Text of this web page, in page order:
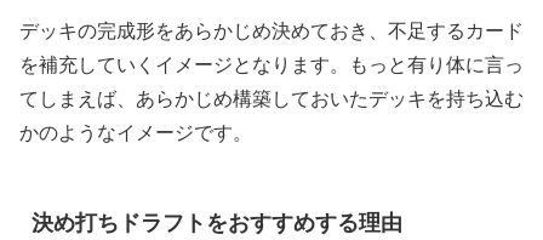
デッキの完成形をあらかじめ決めておき、不足するカード
を補充していくイメージとなります。もっと有り体に言っ
てしまえば、あらかじめ構築しておいたデッキを持ち込む
かのようなイメージです。
決め打ちドラフトをおすすめする理由